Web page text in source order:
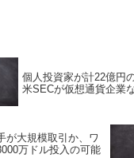
個人投資家が計22億円
米SECが仮想通貨企業
が大規模取引か、ワ
万ドル投入の可能